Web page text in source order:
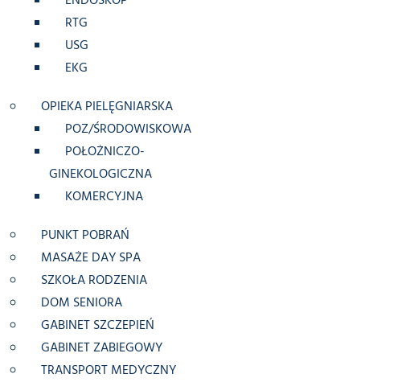
RTG
USG
EKG
OPIEKA PIELĘGNIARSKA
POZ/ŚRODOWISKOWA
POŁOŻNICZO-
GINEKOLOGICZNA
KOMERCYJNA
PUNKT POBRAŃ
MASAŻE DAY SPA
SZKOŁA RODZENIA
DOM SENIORA
GABINET SZCZEPIEŃ
GABINET ZABIEGOWY
TRANSPORT MEDYCZNY